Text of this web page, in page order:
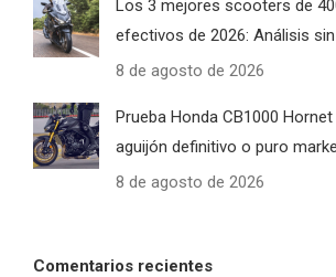
Los 3 mejores scooters de
efectivos de 2026: Análisis
8 de agosto de 2026
Prueba Honda CB1000 Hornet
aguijón definitivo o puro
8 de agosto de 2026
Comentarios recientes